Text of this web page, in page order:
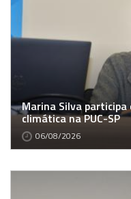
Marina Silva
climática na PUC-SP
06/08/2026